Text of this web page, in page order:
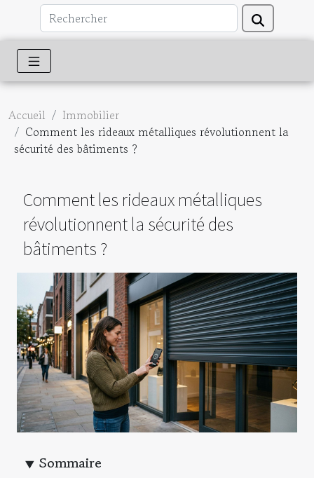
Accueil
Immobilier
Comment les rideaux métalliques révolutionnent la
sécurité des bâtiments ?
Comment les rideaux métalliques
révolutionnent la sécurité des
bâtiments ?
Sommaire